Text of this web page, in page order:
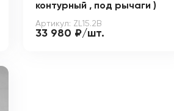
контурный , под рычаги )
Артикул: ZL15.2B
33 980 ₽/шт.